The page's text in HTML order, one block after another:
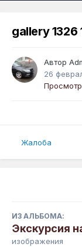
gallery 1326
Автор
26
Жалоба
ИЗ АЛЬБОМА:
Экскурсия
изображения